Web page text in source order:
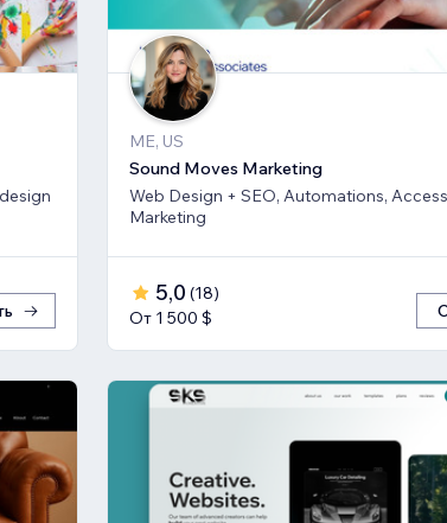
ME, US
Sound Moves Marketing
Web Design + SEO, Automations,
Marketing
5,0 (18)
От 1 500 $